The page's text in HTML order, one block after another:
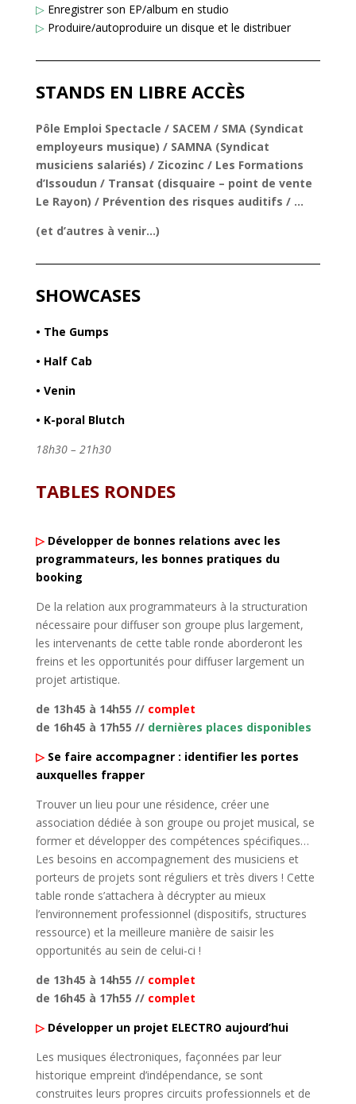
▷Enregistrer son EP/album en studio
▷Produire/autoproduire un disque et le distribuer
STANDS EN LIBRE ACCÈS
Pôle Emploi Spectacle / SACEM / SMA (Syndicat
employeurs musique) / SAMNA (Syndicat
musiciens salariés) / Zicozinc / Les Formations
d’Issoudun / Transat (disquaire – point de vente
Le Rayon) / Prévention des risques auditifs / …
(et d’autres à venir…)
SHOWCASES
• The Gumps
• Half Cab
• Venin
• K-poral Blutch
18h30 – 21h30
TABLES RONDES
▷Développer de bonnes relations avec les
programmateurs, les bonnes pratiques du
booking
De la relation aux programmateurs à la structuration
nécessaire pour diffuser son groupe plus largement,
les intervenants de cette table ronde aborderont les
freins et les opportunités pour diffuser largement un
projet artistique.
de 13h45 à 14h55 // complet
de 16h45 à 17h55 // dernières places disponibles
▷Se faire accompagner : identifier les portes
auxquelles frapper
Trouver un lieu pour une résidence, créer une
association dédiée à son groupe ou projet musical, se
former et développer des compétences spécifiques…
Les besoins en accompagnement des musiciens et
porteurs de projets sont réguliers et très divers ! Cette
table ronde s’attachera à décrypter au mieux
l’environnement professionnel (dispositifs, structures
ressource) et la meilleure manière de saisir les
opportunités au sein de celui-ci !
de 13h45 à 14h55 // complet
de 16h45 à 17h55 // complet
▷ Développer un projet ELECTRO aujourd’hui
Les musiques électroniques, façonnées par leur
historique empreint d’indépendance, se sont
construites leurs propres circuits professionnels et de